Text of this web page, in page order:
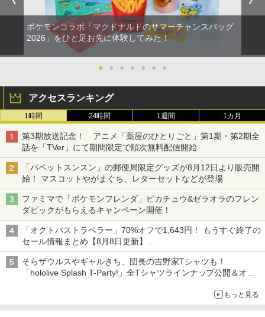
【特典】真・三國無双2 with 猛将伝 Re
典】「赤兎鐙『真・三國無双2』レトロ
スタイル」DLC)
￥6,358
3
【特典】ファイナルファンタジー レゾナ
ンス PS5版(【初回封入特典】魔導船＆
かけだし騎士の応援パック・かけだし騎
士のスタートダッシュパック)
￥6,526
サドン ストライク 5 デラックスエディシ
ョン
￥6,628
【中古】PS2 ギャロップレーサー6 −R
evolution− PS2 the Best
[Switch] Pokemon Champions + スタ
ーターパック（ダウンロード版）※720
ポイントまでご利用可
￥980
【中古】グランド・セフト・オートV
【CEROレーティング「Z」】 (「特典」
タイガーシャークマネーカード(「GTAオ
ンライン」マネー$20万)DLCのプロダク
トコード 同梱)- PS4
￥1,598
【中古】Nintendo Switch Proコントロ
Flow【Blu-ray】 [ ギンツ・ジルバロデ
ィス ]
￥4,316
3
【楽天ブックス限定先着特典】「超かぐ
ースター) [ 夏吉ゆうこ ]
￥6,800
4
マシンロボ ぶっちぎりバトルハッカーズ
全31話BOXセット ブルーレイ【Blu-ra
y】
￥7,300
劇場版「鬼滅の刃」無限城編 第一章 猗
窩座再来(完全生産限定版)【Blu-ray】 [
ポケモンコラボ「マクドナルドのサマーチャンスバッグ
2026」をひと足お先に体験してみた！
● ● ● ● ● ● ●
アクセスランキング
1時間 24時間 1週間 1カ月
第3期放送記念！ アニメ「薬屋のひとりごと」第1期・第2期全
話を「TVer」にて期間限定で順次無料配信開始
「パペットスンスン」の郵便局限定グッズが8月12日より販売開
始！ マスコットやがまぐち、レターセットなどが登場
ファミマで「ポケモンフレンダ」ピカチュウ&ゼラオラのフレン
ダピックがもらえるキャンペーン開催！
「オクトパストラベラー」70%オフで1,643円！ もうすぐ終了の
セール情報まとめ【8月8日更新】
ニンテンドーeショップでは「大神 絶景版」が67%オフで990円
そらザウルスやギャルきち、団長の吉野家Tシャツも！
「hololive Splash T-Party!」全Tシャツラインナップ公開＆オン
もっと見る